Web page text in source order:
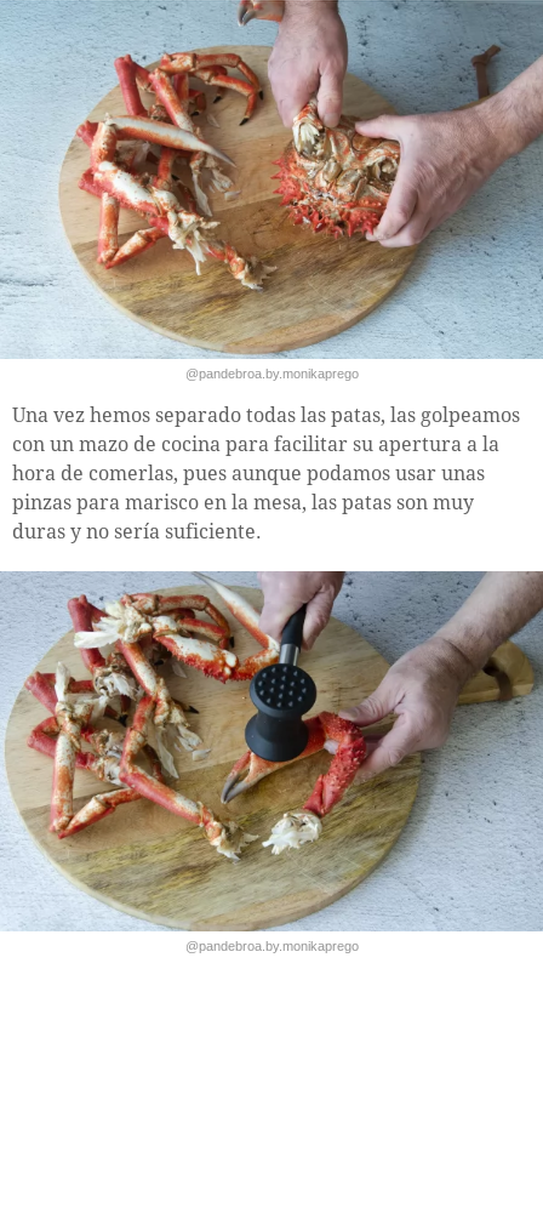
@pandebroa.by.monikaprego
Una vez hemos separado todas las patas, las golpeamos
con un mazo de cocina para facilitar su apertura a la
hora de comerlas, pues aunque podamos usar unas
pinzas para marisco en la mesa, las patas son muy
duras y no sería suficiente.
@pandebroa.by.monikaprego